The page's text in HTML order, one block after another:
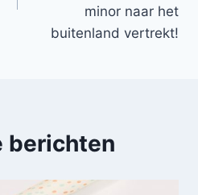
minor naar het
buitenland vertrekt!
berichten